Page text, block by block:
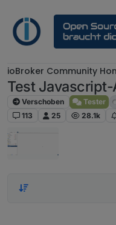
ioBroker Community
Test Javascript-
Verschoben Tester
113
25 28.1k